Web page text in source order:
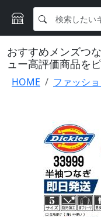
おすすめメンズつ
ュー高評価商品を
HOME ファッシ